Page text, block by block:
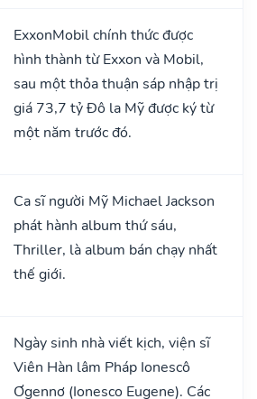
ExxonMobil chính thức được
hình thành từ Exxon và Mobil,
sau một thỏa thuận sáp nhập trị
giá 73,7 tỷ Đô la Mỹ được ký từ
một năm trước đó.
Ca sĩ người Mỹ Michael Jackson
phát hành album thứ sáu,
Thriller, là album bán chạy nhất
thế giới.
Ngày sinh nhà viết kịch, viện sĩ
Viên Hàn lâm Pháp Ionescô
Ơgennơ (Ionesco Eugene). Các